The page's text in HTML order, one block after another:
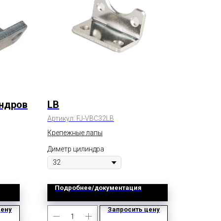
LB
Артикул: FJ-VBC32LB
Крепежные лапы
Диметр цилиндра
Подробнее/документация
Запросить цену